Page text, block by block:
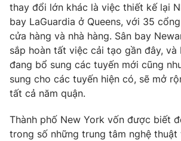
thay đổi lớn khác là việc thiết kế lại
bay LaGuardia ở Queens, với 35
cửa hàng và nhà hàng. Sân bay
sắp hoàn tất việc cải tạo gần đây, và
đang bổ sung các tuyến mới cũng
sung cho các tuyến hiện có, sẽ mở
tất cả năm quận.
Thành phố New York vốn được biết
trong số những trung tâm nghệ thuật